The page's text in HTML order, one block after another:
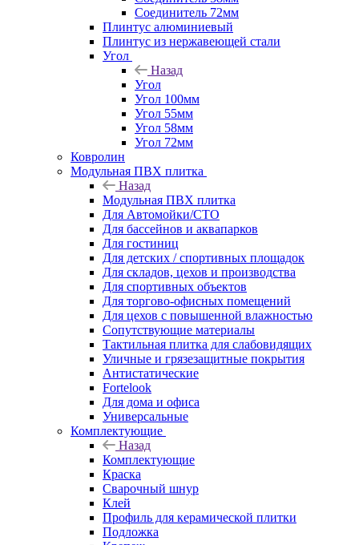
Соединитель 72мм
Плинтус алюминиевый
Плинтус из нержавеющей стали
Угол
Назад
Угол
Угол 100мм
Угол 55мм
Угол 58мм
Угол 72мм
Ковролин
Модульная ПВХ плитка
Назад
Модульная ПВХ плитка
Для Автомойки/СТО
Для бассейнов и аквапарков
Для гостиниц
Для детских / спортивных площадок
Для складов, цехов и производства
Для спортивных объектов
Для торгово-офисных помещений
Для цехов с повышенной влажностью
Сопутствующие материалы
Тактильная плитка для слабовидящих
Уличные и грязезащитные покрытия
Антистатические
Fortelook
Для дома и офиса
Универсальные
Комплектующие
Назад
Комплектующие
Краска
Сварочный шнур
Клей
Профиль для керамической плитки
Подложка